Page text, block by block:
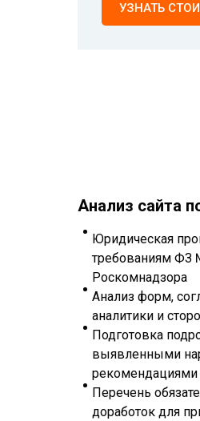
УЗНАТЬ
Анализ сайта
Юридическая
требованиям ФЗ
Роскомнадзора
Анализ форм,
аналитики и
Подготовка
выявленными
рекомендациями
Перечень
доработок для